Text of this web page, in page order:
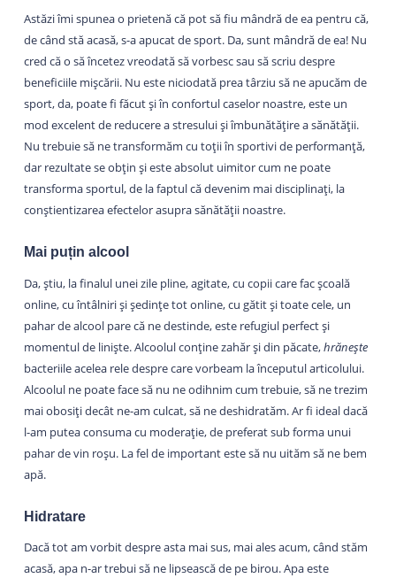
Astăzi îmi spunea o prietenă că pot să fiu mândră de ea pentru că,
de când stă acasă, s-a apucat de sport. Da, sunt mândră de ea! Nu
cred că o să încetez vreodată să vorbesc sau să scriu despre
beneficiile mișcării. Nu este niciodată prea târziu să ne apucăm de
sport, da, poate fi făcut și în confortul caselor noastre, este un
mod excelent de reducere a stresului și îmbunătățire a sănătății.
Nu trebuie să ne transformăm cu toții în sportivi de performanță,
dar rezultate se obțin și este absolut uimitor cum ne poate
transforma sportul, de la faptul că devenim mai disciplinați, la
conștientizarea efectelor asupra sănătății noastre.
Mai puțin alcool
Da, știu, la finalul unei zile pline, agitate, cu copii care fac școală
online, cu întâlniri și ședințe tot online, cu gătit și toate cele, un
pahar de alcool pare că ne destinde, este refugiul perfect și
momentul de liniște. Alcoolul conține zahăr și din păcate,hrănește
bacteriile acelea rele despre care vorbeam la începutul articolului.
Alcoolul ne poate face să nu ne odihnim cum trebuie, să ne trezim
mai obosiți decât ne-am culcat, să ne deshidratăm. Ar fi ideal dacă
l-am putea consuma cu moderație, de preferat sub forma unui
pahar de vin roșu. La fel de important este să nu uităm să ne bem
apă.
Hidratare
Dacă tot am vorbit despre asta mai sus, mai ales acum, când stăm
acasă, apa n-ar trebui să ne lipsească de pe birou. Apa este